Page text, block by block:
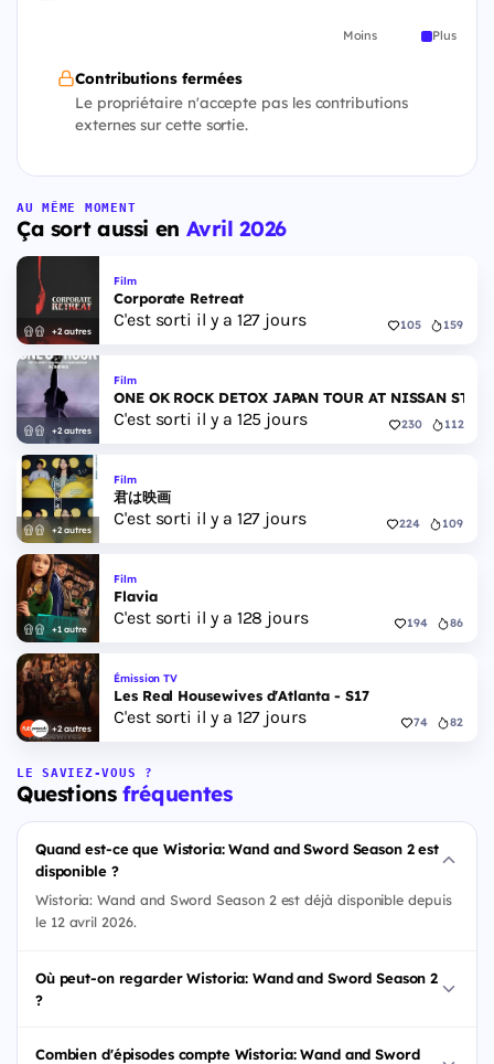
Moins Plus
Contributions fermées
Le propriétaire n'accepte pas les contributions
externes sur cette sortie.
AU MÊME MOMENT
Ça sort aussi en Avril 2026
+2 autres
Film
Corporate Retreat
C'est sorti il y a 127 jours 105 159
+2 autres
Film
ONE OK ROCK DETOX JAPAN TOUR AT NISSAN
C'est sorti il y a 125 jours 230 112
+2 autres
Film
君は映画
C'est sorti il y a 127 jours 224 109
+1 autre
Film
Flavia
C'est sorti il y a 128 jours 194 86
+2 autres
Émission TV
Les Real Housewives d'Atlanta - S17
C'est sorti il y a 127 jours 74 82
LE SAVIEZ-VOUS ?
Questionsfréquentes
Quand est-ce que Wistoria: Wand and Sword Season 2 est
disponible ?
Wistoria: Wand and Sword Season 2 est déjà disponible depuis
le 12 avril 2026.
Où peut-on regarder Wistoria: Wand and Sword Season 2
?
Combien d'épisodes compte Wistoria: Wand and Sword